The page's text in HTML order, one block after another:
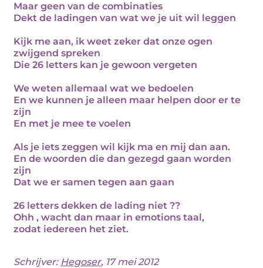
Maar geen van de combinaties
Dekt de ladingen van wat we je uit wil leggen
Kijk me aan, ik weet zeker dat onze ogen
zwijgend spreken
Die 26 letters kan je gewoon vergeten
We weten allemaal wat we bedoelen
En we kunnen je alleen maar helpen door er te
zijn
En met je mee te voelen
Als je iets zeggen wil kijk ma en mij dan aan.
En de woorden die dan gezegd gaan worden
zijn
Dat we er samen tegen aan gaan
26 letters dekken de lading niet ??
Ohh , wacht dan maar in emotions taal,
zodat iedereen het ziet.
Schrijver: Hegoser, 17 mei 2012